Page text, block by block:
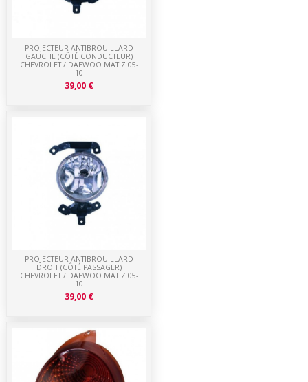
PROJECTEUR ANTIBROUILLARD
DROIT (CÔTÉ PASSAGER)
CHEVROLET / DAEWOO MATIZ 05-
10
39,00 €
PROJECTEUR ANTIBROUILLARD
GAUCHE (CÔTÉ CONDUCTEUR)
CHEVROLET / DAEWOO MATIZ 05-
10
39,00 €